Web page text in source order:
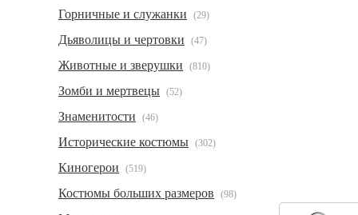
Горничные и служанки (29)
Дьяволицы и чертовки (47)
Животные и зверушки (810)
Зомби и мертвецы (52)
Знаменитости (46)
Исторические костюмы (302)
Киногерои (519)
Костюмы больших размеров (98)